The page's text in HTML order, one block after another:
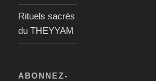
Rituels sacrés
du THEYYAM
ABONNEZ-